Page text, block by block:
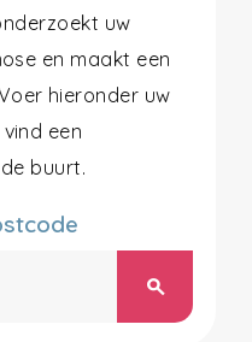
uw
en maakt een
hieronder uw
een
buurt.
search